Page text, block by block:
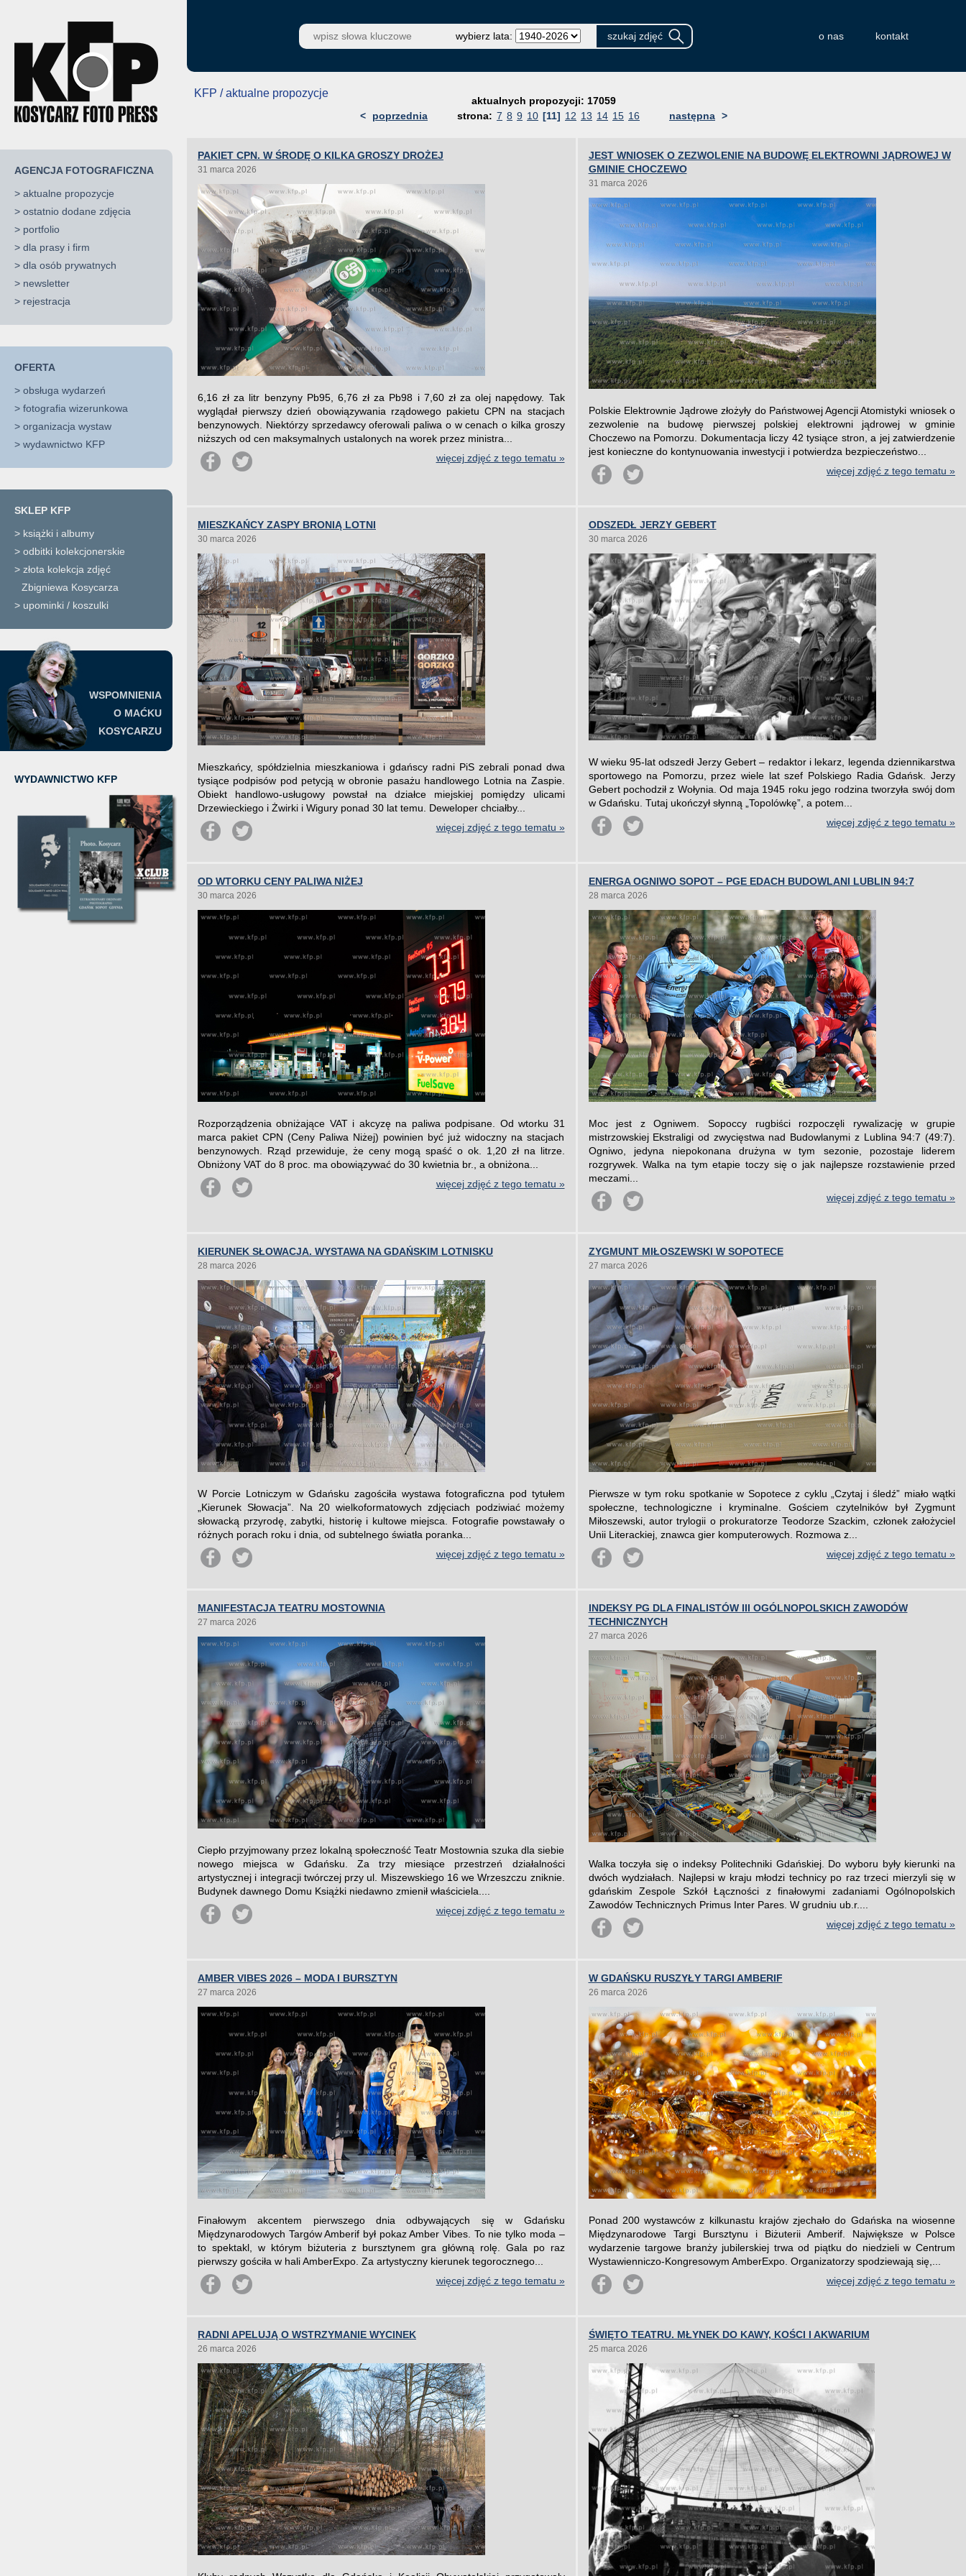
AGENCJA FOTOGRAFICZNA
> aktualne propozycje
> ostatnio dodane zdjęcia
> portfolio
> dla prasy i firm
> dla osób prywatnych
> newsletter
> rejestracja
OFERTA
> obsługa wydarzeń
> fotografia wizerunkowa
> organizacja wystaw
> wydawnictwo KFP
SKLEP KFP
> książki i albumy
> odbitki kolekcjonerskie
> złota kolekcja zdjęć
Zbigniewa Kosycarza
> upominki / koszulki
WSPOMNIENIA
O MAĆKU
KOSYCARZU
WYDAWNICTWO KFP
wybierz lata: o nas kontakt
KFP / aktualne propozycje
aktualnych propozycji: 17059
<
poprzednia strona: 7 8 9 10 [11] 12 13 14 15 16 następna >
PAKIET CPN. W ŚRODĘ O KILKA GROSZY DROŻEJ
31 marca 2026
6,16 zł za litr benzyny Pb95, 6,76 zł za Pb98 i 7,60 zł za olej napędowy. Tak
wyglądał pierwszy dzień obowiązywania rządowego pakietu CPN na stacjach
benzynowych. Niektórzy sprzedawcy oferowali paliwa o w cenach o kilka groszy
niższych od cen maksymalnych ustalonych na worek przez ministra...
więcej zdjęć z tego tematu »
JEST WNIOSEK O ZEZWOLENIE NA BUDOWĘ ELEKTROWNI JĄDROWEJ W
GMINIE CHOCZEWO
31 marca 2026
Polskie Elektrownie Jądrowe złożyły do Państwowej Agencji Atomistyki wniosek o
zezwolenie na budowę pierwszej polskiej elektrowni jądrowej w gminie
Choczewo na Pomorzu. Dokumentacja liczy 42 tysiące stron, a jej zatwierdzenie
jest konieczne do kontynuowania inwestycji i potwierdza bezpieczeństwo...
więcej zdjęć z tego tematu »
MIESZKAŃCY ZASPY BRONIĄ LOTNI
30 marca 2026
Mieszkańcy, spółdzielnia mieszkaniowa i gdańscy radni PiS zebrali ponad dwa
tysiące podpisów pod petycją w obronie pasażu handlowego Lotnia na Zaspie.
Obiekt handlowo-usługowy powstał na działce miejskiej pomiędzy ulicami
Drzewieckiego i Żwirki i Wigury ponad 30 lat temu. Deweloper chciałby...
więcej zdjęć z tego tematu »
ODSZEDŁ JERZY GEBERT
30 marca 2026
W wieku 95-lat odszedł Jerzy Gebert – redaktor i lekarz, legenda dziennikarstwa
sportowego na Pomorzu, przez wiele lat szef Polskiego Radia Gdańsk. Jerzy
Gebert pochodził z Wołynia. Od maja 1945 roku jego rodzina tworzyła swój dom
w Gdańsku. Tutaj ukończył słynną „Topolówkę”, a potem...
więcej zdjęć z tego tematu »
OD WTORKU CENY PALIWA NIŻEJ
30 marca 2026
Rozporządzenia obniżające VAT i akcyzę na paliwa podpisane. Od wtorku 31
marca pakiet CPN (Ceny Paliwa Niżej) powinien być już widoczny na stacjach
benzynowych. Rząd przewiduje, że ceny mogą spaść o ok. 1,20 zł na litrze.
Obniżony VAT do 8 proc. ma obowiązywać do 30 kwietnia br., a obniżona...
więcej zdjęć z tego tematu »
ENERGA OGNIWO SOPOT – PGE EDACH BUDOWLANI LUBLIN 94:7
28 marca 2026
Moc jest z Ogniwem. Sopoccy rugbiści rozpoczęli rywalizację w grupie
mistrzowskiej Ekstraligi od zwycięstwa nad Budowlanymi z Lublina 94:7 (49:7).
Ogniwo, jedyna niepokonana drużyna w tym sezonie, pozostaje liderem
rozgrywek. Walka na tym etapie toczy się o jak najlepsze rozstawienie przed
meczami...
więcej zdjęć z tego tematu »
KIERUNEK SŁOWACJA. WYSTAWA NA GDAŃSKIM LOTNISKU
28 marca 2026
W Porcie Lotniczym w Gdańsku zagościła wystawa fotograficzna pod tytułem
„Kierunek Słowacja”. Na 20 wielkoformatowych zdjęciach podziwiać możemy
słowacką przyrodę, zabytki, historię i kultowe miejsca. Fotografie powstawały o
różnych porach roku i dnia, od subtelnego światła poranka...
więcej zdjęć z tego tematu »
ZYGMUNT MIŁOSZEWSKI W SOPOTECE
27 marca 2026
Pierwsze w tym roku spotkanie w Sopotece z cyklu „Czytaj i śledź” miało wątki
społeczne, technologiczne i kryminalne. Gościem czytelników był Zygmunt
Miłoszewski, autor trylogii o prokuratorze Teodorze Szackim, członek założyciel
Unii Literackiej, znawca gier komputerowych. Rozmowa z...
więcej zdjęć z tego tematu »
MANIFESTACJA TEATRU MOSTOWNIA
27 marca 2026
Ciepło przyjmowany przez lokalną społeczność Teatr Mostownia szuka dla siebie
nowego miejsca w Gdańsku. Za trzy miesiące przestrzeń działalności
artystycznej i integracji twórczej przy ul. Miszewskiego 16 we Wrzeszczu zniknie.
Budynek dawnego Domu Książki niedawno zmienił właściciela....
więcej zdjęć z tego tematu »
INDEKSY PG DLA FINALISTÓW III OGÓLNOPOLSKICH ZAWODÓW
TECHNICZNYCH
27 marca 2026
Walka toczyła się o indeksy Politechniki Gdańskiej. Do wyboru były kierunki na
dwóch wydziałach. Najlepsi w kraju młodzi technicy po raz trzeci mierzyli się w
gdańskim Zespole Szkół Łączności z finałowymi zadaniami Ogólnopolskich
Zawodów Technicznych Primus Inter Pares. W grudniu ub.r....
więcej zdjęć z tego tematu »
AMBER VIBES 2026 – MODA I BURSZTYN
27 marca 2026
Finałowym akcentem pierwszego dnia odbywających się w Gdańsku
Międzynarodowych Targów Amberif był pokaz Amber Vibes. To nie tylko moda –
to spektakl, w którym biżuteria z bursztynem gra główną rolę. Gala po raz
pierwszy gościła w hali AmberExpo. Za artystyczny kierunek tegorocznego...
więcej zdjęć z tego tematu »
W GDAŃSKU RUSZYŁY TARGI AMBERIF
26 marca 2026
Ponad 200 wystawców z kilkunastu krajów zjechało do Gdańska na wiosenne
Międzynarodowe Targi Bursztynu i Biżuterii Amberif. Największe w Polsce
wydarzenie targowe branży jubilerskiej trwa od piątku do niedzieli w Centrum
Wystawienniczo-Kongresowym AmberExpo. Organizatorzy spodziewają się,...
więcej zdjęć z tego tematu »
RADNI APELUJĄ O WSTRZYMANIE WYCINEK
26 marca 2026
ŚWIĘTO TEATRU. MŁYNEK DO KAWY, KOŚCI I AKWARIUM
25 marca 2026